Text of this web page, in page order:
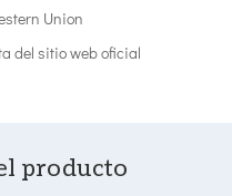
Union
del sitio web oficial
producto